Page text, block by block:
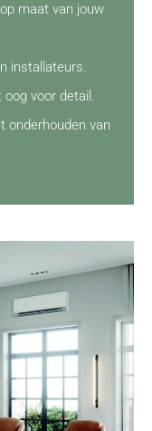
op maat van jouw
installateurs.
oog voor detail.
onderhouden van